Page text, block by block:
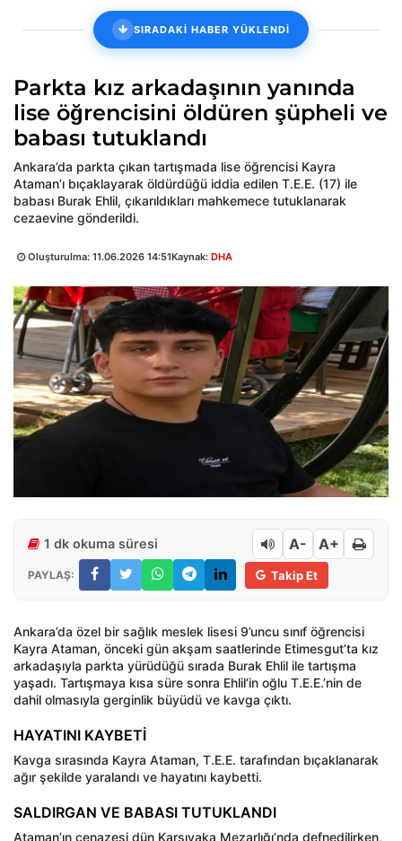
SIRADAKİ HABER YÜKLENDİ
Parkta kız arkadaşının yanında
lise öğrencisini öldüren şüpheli ve
babası tutuklandı
Ankara’da parkta çıkan tartışmada lise öğrencisi Kayra
Ataman’ı bıçaklayarak öldürdüğü iddia edilen T.E.E. (17) ile
babası Burak Ehlil, çıkarıldıkları mahkemece tutuklanarak
cezaevine gönderildi.
Oluşturulma: 11.06.2026 14:51Kaynak: DHA
1 dk okuma süresi A- A+
PAYLAŞ: Takip Et
Ankara’da özel bir sağlık meslek lisesi 9’uncu sınıf öğrencisi
Kayra Ataman, önceki gün akşam saatlerinde Etimesgut’ta kız
arkadaşıyla parkta yürüdüğü sırada Burak Ehlil ile tartışma
yaşadı. Tartışmaya kısa süre sonra Ehlil’in oğlu T.E.E.’nin de
dahil olmasıyla gerginlik büyüdü ve kavga çıktı.
HAYATINI KAYBETİ
Kavga sırasında Kayra Ataman, T.E.E. tarafından bıçaklanarak
ağır şekilde yaralandı ve hayatını kaybetti.
SALDIRGAN VE BABASI TUTUKLANDI
Ataman’ın cenazesi dün Karşıyaka Mezarlığı’nda defnedilirken,